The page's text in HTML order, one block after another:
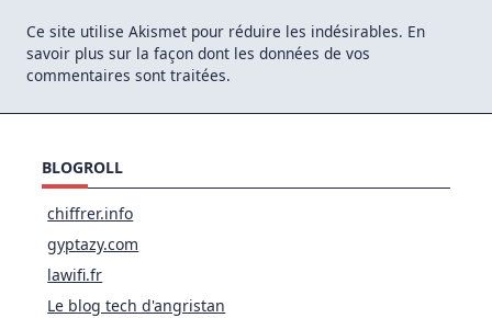
Ce site utilise Akismet pour réduire les indésirables. En
savoir plus sur la façon dont les données de vos
commentaires sont traitées.
BLOGROLL
chiffrer.info
gyptazy.com
lawifi.fr
Le blog tech d'angristan